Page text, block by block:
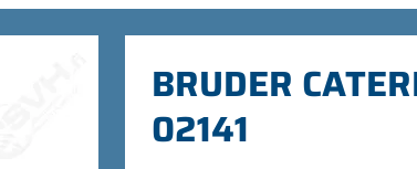
BRUDER
02141